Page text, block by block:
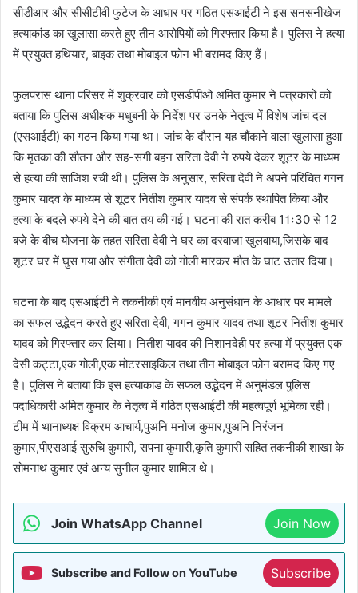
सीडीआर और सीसीटीवी फुटेज के आधार पर गठित एसआईटी ने इस सनसनीखेज
हत्याकांड का खुलासा करते हुए तीन आरोपियों को गिरफ्तार किया है। पुलिस ने हत्या
में प्रयुक्त हथियार, बाइक तथा मोबाइल फोन भी बरामद किए हैं।
फुलपरास थाना परिसर में शुक्रवार को एसडीपीओ अमित कुमार ने पत्रकारों को
बताया कि पुलिस अधीक्षक मधुबनी के निर्देश पर उनके नेतृत्व में विशेष जांच दल
(एसआईटी) का गठन किया गया था। जांच के दौरान यह चौंकाने वाला खुलासा हुआ
कि मृतका की सौतन और सह-सगी बहन सरिता देवी ने रुपये देकर शूटर के माध्यम
से हत्या की साजिश रची थी। पुलिस के अनुसार, सरिता देवी ने अपने परिचित गगन
कुमार यादव के माध्यम से शूटर नितीश कुमार यादव से संपर्क स्थापित किया और
हत्या के बदले रुपये देने की बात तय की गई। घटना की रात करीब 11ः30 से 12
बजे के बीच योजना के तहत सरिता देवी ने घर का दरवाजा खुलवाया,जिसके बाद
शूटर घर में घुस गया और संगीता देवी को गोली मारकर मौत के घाट उतार दिया।
घटना के बाद एसआईटी ने तकनीकी एवं मानवीय अनुसंधान के आधार पर मामले
का सफल उद्भेदन करते हुए सरिता देवी, गगन कुमार यादव तथा शूटर नितीश कुमार
यादव को गिरफ्तार कर लिया। नितीश यादव की निशानदेही पर हत्या में प्रयुक्त एक
देसी कट्टा,एक गोली,एक मोटरसाइकिल तथा तीन मोबाइल फोन बरामद किए गए
हैं। पुलिस ने बताया कि इस हत्याकांड के सफल उद्भेदन में अनुमंडल पुलिस
पदाधिकारी अमित कुमार के नेतृत्व में गठित एसआईटी की महत्वपूर्ण भूमिका रही।
टीम में थानाध्यक्ष विक्रम आचार्य,पुअनि मनोज कुमार,पुअनि निरंजन
कुमार,पीएसआई सुरुचि कुमारी, सपना कुमारी,कृति कुमारी सहित तकनीकी शाखा के
सोमनाथ कुमार एवं अन्य सुनील कुमार शामिल थे।
Join WhatsApp Channel Join Now
Subscribe and Follow on YouTube Subscribe